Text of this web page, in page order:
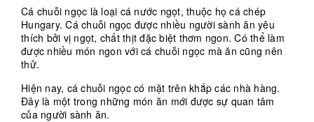
Cá chuỗi ngọc là loại cá nước ngọt, thuộc họ cá chép
Hungary. Cá chuỗi ngọc được nhiều người sành ăn yêu
thích bởi vị ngọt, chất thịt đặc biệt thơm ngon. Có thể làm
được nhiều món ngon với cá chuỗi ngọc mà ăn cũng nên
thử.
Hiện nay, cá chuỗi ngọc có mặt trên khắp các nhà hàng.
Đây là một trong những món ăn mới được sự quan tâm
của người sành ăn.